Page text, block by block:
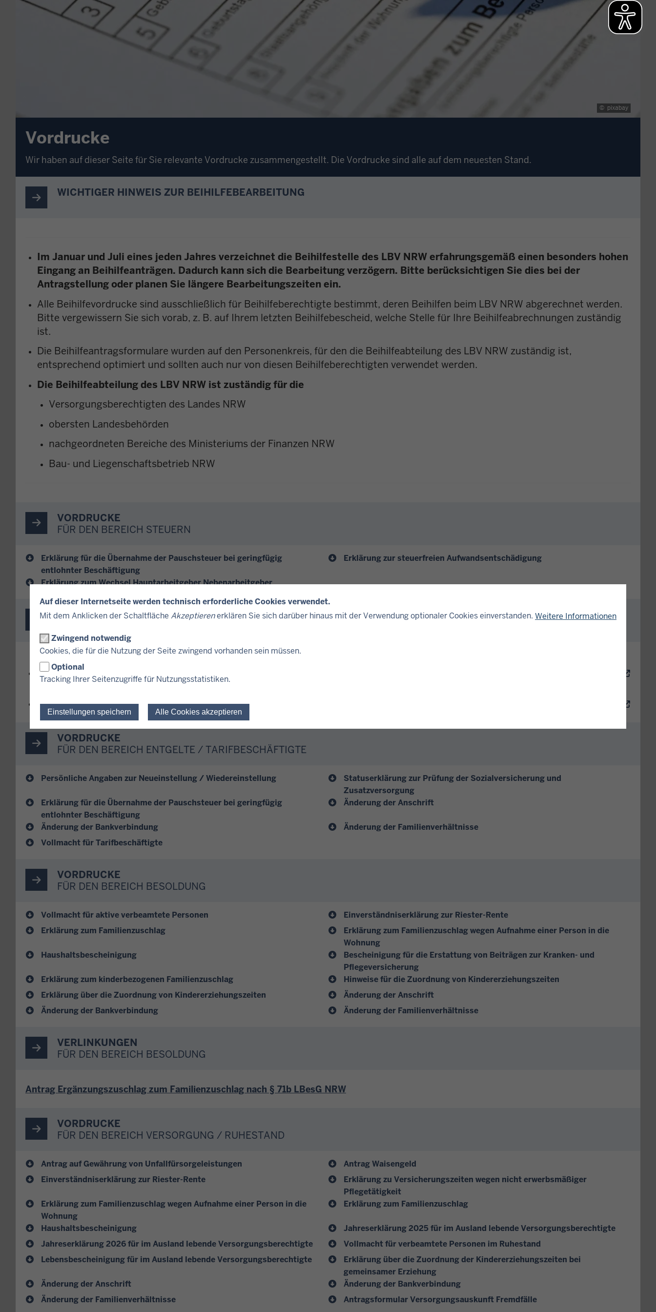
Auf dieser Internetseite werden technisch erforderliche Cookies verwendet.
Mit dem Anklicken der Schaltfläche Akzeptierenerklären Sie sich darüber hinaus mit der Verwendung optionaler Cookies einverstanden. Weitere Informationen
Zwingend notwendig
Cookies, die für die Nutzung der Seite zwingend vorhanden sein müssen.
Optional
Tracking Ihrer Seitenzugriffe für Nutzungsstatistiken.
Einstellungen speichern Alle Cookies akzeptieren
© pixabay
Vordrucke
Wir haben auf dieser Seite für Sie relevante Vordrucke zusammengestellt. Die Vordrucke sind alle auf dem neuesten Stand.
WICHTIGER HINWEIS ZUR BEIHILFEBEARBEITUNG
Im Januar und Juli eines jeden Jahres verzeichnet die Beihilfestelle des LBV NRW erfahrungsgemäß einen besonders hohen
Eingang an Beihilfeanträgen. Dadurch kann sich die Bearbeitung verzögern. Bitte berücksichtigen Sie dies bei der
Antragstellung oder planen Sie längere Bearbeitungszeiten ein.
Alle Beihilfevordrucke sind ausschließlich für Beihilfeberechtigte bestimmt, deren Beihilfen beim LBV NRW abgerechnet werden.
Bitte vergewissern Sie sich vorab, z. B. auf Ihrem letzten Beihilfebescheid, welche Stelle für Ihre Beihilfeabrechnungen zuständig
ist.
Die Beihilfeantragsformulare wurden auf den Personenkreis, für den die Beihilfeabteilung des LBV NRW zuständig ist,
entsprechend optimiert und sollten auch nur von diesen Beihilfeberechtigten verwendet werden.
Die Beihilfeabteilung des LBV NRW ist zuständig für die
Versorgungsberechtigten des Landes NRW
obersten Landesbehörden
nachgeordneten Bereiche des Ministeriums der Finanzen NRW
Bau- und Liegenschaftsbetrieb NRW
VORDRUCKE
FÜR DEN BEREICH STEUERN
Erklärung für die Übernahme der Pauschsteuer bei geringfügig
entlohnter Beschäftigung
Erklärung zur steuerfreien Aufwandsentschädigung
Erklärung zum Wechsel Hauptarbeitgeber Nebenarbeitgeber
VERLINKUNGEN BZW. ANTRÄGE
Antrag auf Erteilung einer Bescheinigung für den Lohnsteuerabzug für das Kalenderjahr 201x für beschränkt
einkommensteuerpflichtige Arbeitnehmer
Einkommensteuerpflicht und für übrige Bezieher von Arbeitslohn aus inländischen öffentlichen Kassen
VORDRUCKE
FÜR DEN BEREICH ENTGELTE / TARIFBESCHÄFTIGTE
Persönliche Angaben zur Neueinstellung / Wiedereinstellung
Statuserklärung zur Prüfung der Sozialversicherung und
Zusatzversorgung
Erklärung für die Übernahme der Pauschsteuer bei geringfügig
entlohnter Beschäftigung
Änderung der Anschrift
Änderung der Bankverbindung
Änderung der Familienverhältnisse
Vollmacht für Tarifbeschäftigte
VORDRUCKE
FÜR DEN BEREICH BESOLDUNG
Vollmacht für aktive verbeamtete Personen
Einverständniserklärung zur Riester-Rente
Erklärung zum Familienzuschlag
Erklärung zum Familienzuschlag wegen Aufnahme einer Person in die
Wohnung
Haushaltsbescheinigung
Bescheinigung für die Erstattung von Beiträgen zur Kranken- und
Pflegeversicherung
Erklärung zum kinderbezogenen Familienzuschlag
Hinweise für die Zuordnung von Kindererziehungszeiten
Erklärung über die Zuordnung von Kindererziehungszeiten
Änderung der Anschrift
Änderung der Bankverbindung
Änderung der Familienverhältnisse
VERLINKUNGEN
FÜR DEN BEREICH BESOLDUNG
Antrag Ergänzungszuschlag zum Familienzuschlag nach § 71b LBesG NRW
VORDRUCKE
FÜR DEN BEREICH VERSORGUNG / RUHESTAND
Antrag auf Gewährung von Unfallfürsorgeleistungen
Antrag Waisengeld
Einverständniserklärung zur Riester-Rente
Erklärung zu Versicherungszeiten wegen nicht erwerbsmäßiger
Pflegetätigkeit
Erklärung zum Familienzuschlag wegen Aufnahme einer Person in die
Wohnung
Erklärung zum Familienzuschlag
Haushaltsbescheinigung
Jahreserklärung 2025 für im Ausland lebende Versorgungsberechtigte
Jahreserklärung 2026 für im Ausland lebende Versorgungsberechtigte
Vollmacht für verbeamtete Personen im Ruhestand
Lebensbescheinigung für im Ausland lebende Versorgungsberechtigte
Erklärung über die Zuordnung der Kindererziehungszeiten bei
gemeinsamer Erziehung
Änderung der Anschrift
Änderung der Bankverbindung
Änderung der Familienverhältnisse
Antragsformular Versorgungsauskunft Fremdfälle